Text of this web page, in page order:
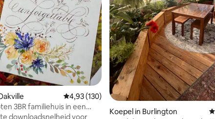
4,85 uit 5, 150 recensies
Gemiddelde beoordeling van 4,93 uit 5, 130
4,93 (130)
3BR familiehuis in een
downloadsnelheid voor
Koepel in Burlington